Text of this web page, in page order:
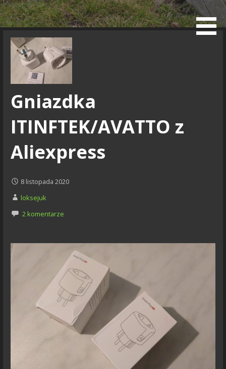
Przejdź
doBlog
Gniazdka
ITINFTEK/AVATTO z
Aliexpress
8 listopada 2020
loksejuk
2 komentarze